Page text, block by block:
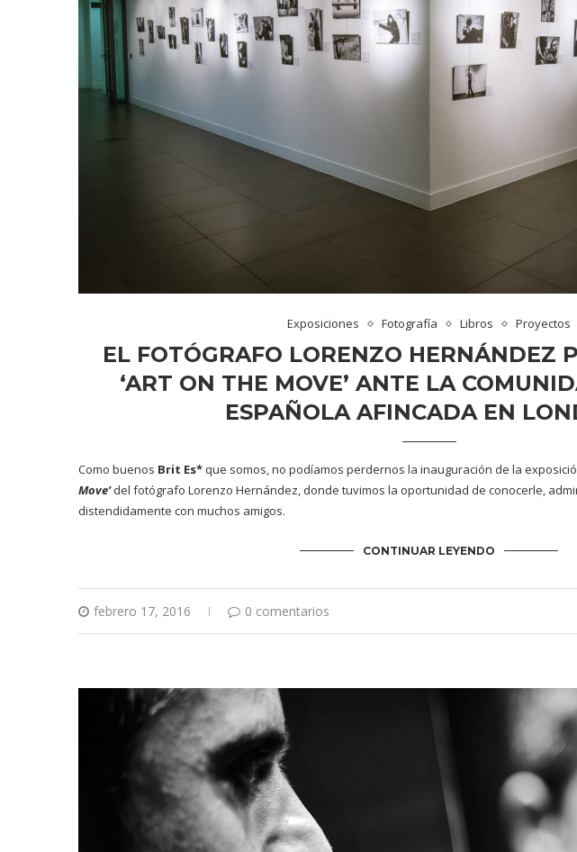
Exposiciones Fotografía Libros Proyectos
EL FOTÓGRAFO LORENZO HERNÁNDEZ
‘ART ON THE MOVE’ ANTE LA
ESPAÑOLA AFINCADA EN
Como buenos Brit Es*que somos, no podíamos perdernos la inauguración de la
Move’ del fotógrafo Lorenzo Hernández, donde tuvimos la oportunidad de conocerle,
distendidamente con muchos amigos.
CONTINUAR LEYENDO
febrero 17, 2016 0 comentarios